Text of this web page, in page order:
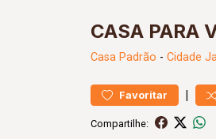
CASA PARA
Casa Padrão - Cidade
Favoritar |
Compartilhe: